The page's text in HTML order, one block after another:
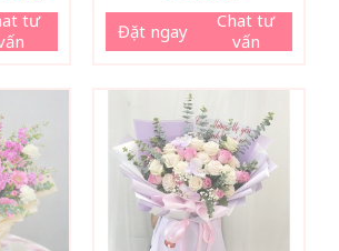
tại
300.000₫.
tư
Đặt ngay
Chat tư
vấn